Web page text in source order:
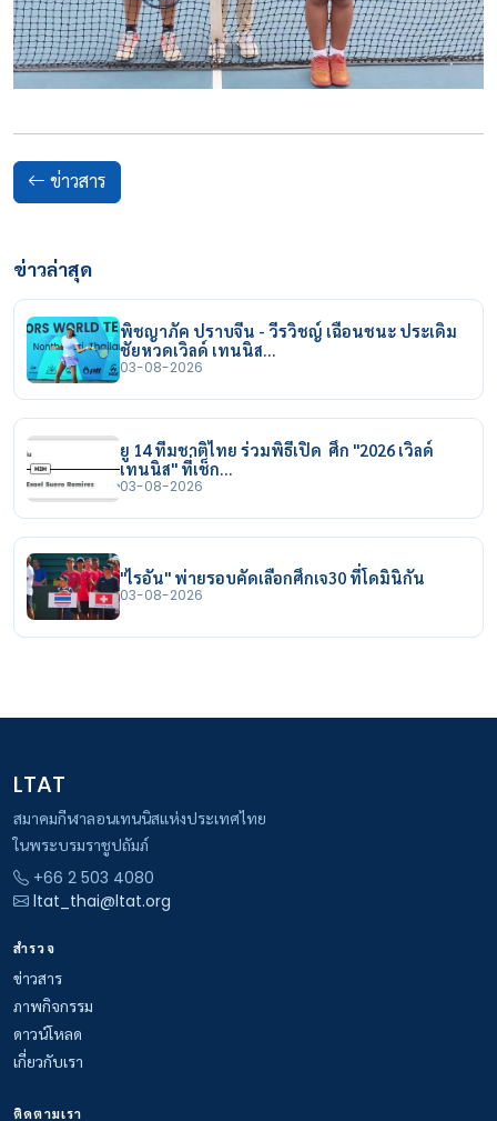
ข่าวสาร
ข่าวล่าสุด
พิชญาภัค ปราบจีน - วีรวิชญ์ เฉือนชนะ ประเดิม
ชัยหวดเวิลด์ เทนนิส…
03-08-2026
ยู 14 ทีมชาติไทย ร่วมพิธีเปิด ศึก "2026 เวิลด์
เทนนิส" ที่เช็ก…
03-08-2026
"ไรอัน" พ่ายรอบคัดเลือกศึกเจ30 ที่โดมินิกัน
03-08-2026
LTAT
สมาคมกีฬาลอนเทนนิสแห่งประเทศไทย
ในพระบรมราชูปถัมภ์
+66 2 503 4080
ltat_thai@ltat.org
สำรวจ
ข่าวสาร
ภาพกิจกรรม
ดาวน์โหลด
เกี่ยวกับเรา
ติดตามเรา